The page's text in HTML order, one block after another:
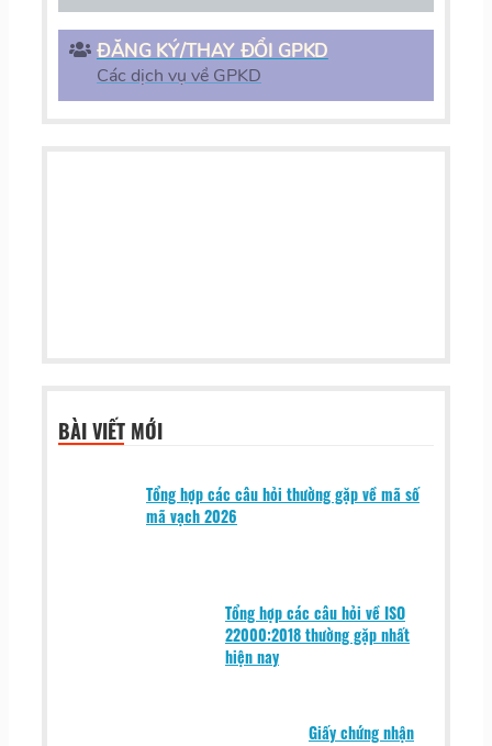
ĐĂNG KÝ/THAY ĐỔI GPKD
Các dịch vụ về GPKD
BÀI VIẾT MỚI
Tổng hợp các câu hỏi thường gặp về mã số
mã vạch 2026
Tổng hợp các câu hỏi về ISO
22000:2018 thường gặp nhất
hiện nay
Giấy chứng nhận